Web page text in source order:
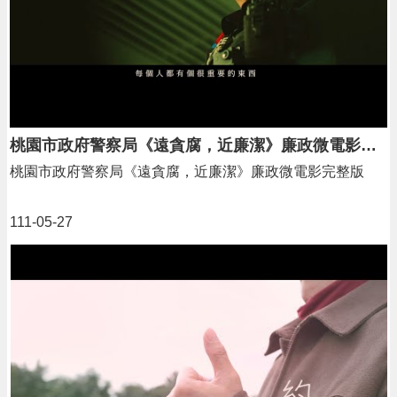
桃園市政府警察局《遠貪腐，近廉潔》廉政微電影完整版
111-05-27
桃園市政府警察局《遠貪腐，近廉潔》廉政微電影完整版